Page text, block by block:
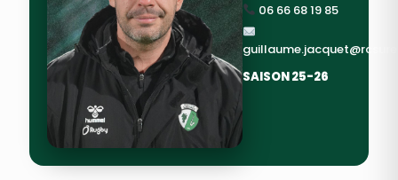
06 66 68 19 85
SAISON 25-26